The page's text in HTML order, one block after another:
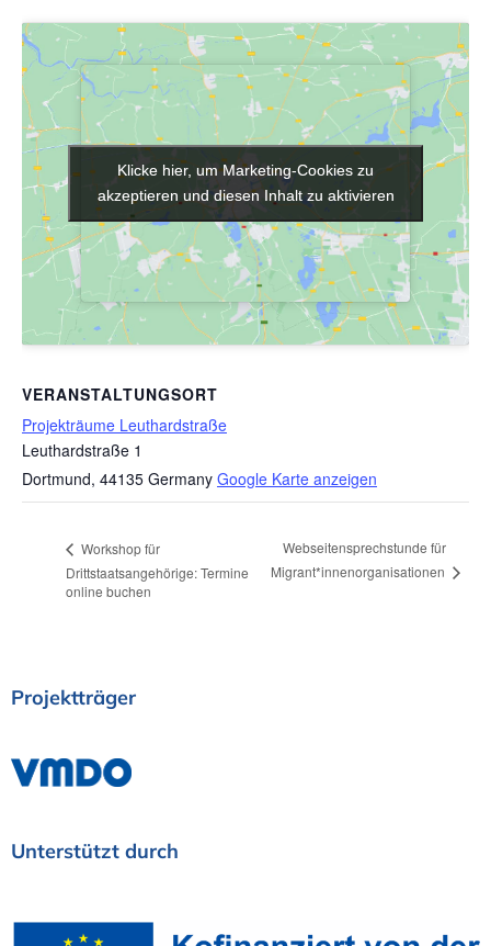
VERANSTALTUNGSORT
Projekträume Leuthardstraße
Leuthardstraße 1
Dortmund, 44135 Germany Google Karte anzeigen
Klicke hier, um Marketing-Cookies zu
akzeptieren und diesen Inhalt zu aktivieren
Klicke hier, um Marketing-Cookies zu
akzeptieren und diesen Inhalt zu aktivieren
Workshop für
Drittstaatsangehörige: Termine
online buchen
Webseitensprechstunde für
Migrant*innenorganisationen
Projektträger
Unterstützt durch